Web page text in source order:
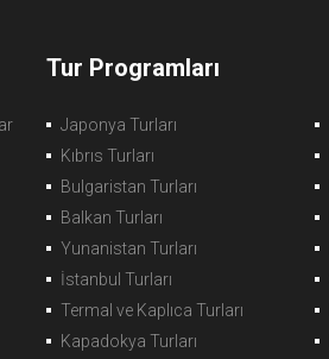
Tur Programları
Japonya Turları
Kıbrıs Turları
Bulgaristan Turları
Balkan Turları
Yunanistan Turları
İstanbul Turları
Termal ve Kaplıca Turları
Kapadokya Turları